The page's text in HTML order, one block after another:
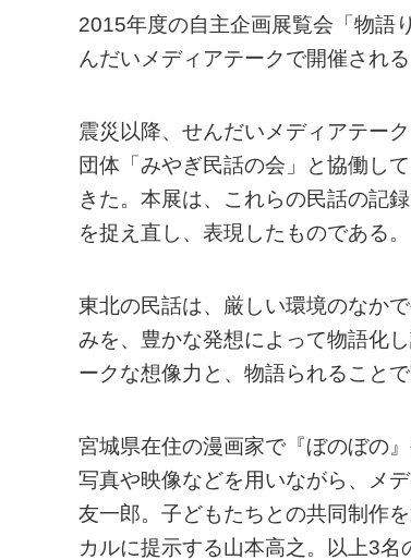
2015年度の自主企画展覧会「物語
んだいメディアテークで開催される
震災以降、せんだいメディアテー
団体「みやぎ民話の会」と協働し
きた。本展は、これらの民話の記
を捉え直し、表現したものである。
東北の民話は、厳しい環境のなか
みを、豊かな発想によって物語化
ークな想像力と、物語られること
宮城県在住の漫画家で『ぼのぼの
写真や映像などを用いながら、メ
友一郎。子どもたちとの共同制作
カルに提示する山本高之。以上3名